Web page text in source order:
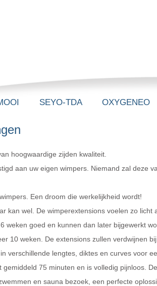
SEYO-TDA OXYGENEO
hoogwaardige zijden kwaliteit.
aan uw eigen wimpers. Niemand zal deze
Een droom die werkelijkheid wordt!
kan wel. De wimperextensions voelen zo licht
weken goed en kunnen dan later bijgewerkt
10 weken. De extensions zullen verdwijnen
verschillende lengtes, diktes en curves voor
75 minuten en is volledig pijnloos.
en sauna bezoek, een perfecte